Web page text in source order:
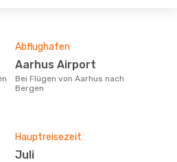
Abflughafen
Aarhus Airport
Bei Flügen von Aarhus nach
Bergen
Hauptreisezeit
Juli